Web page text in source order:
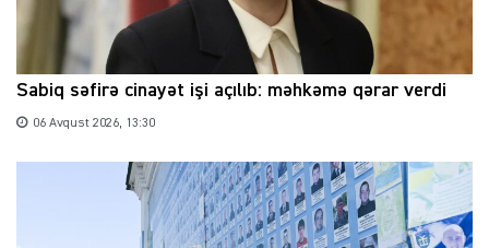
Sabiq səfirə cinayət işi açılıb: məhkəmə qərar verdi
06 Avqust 2026, 13:30